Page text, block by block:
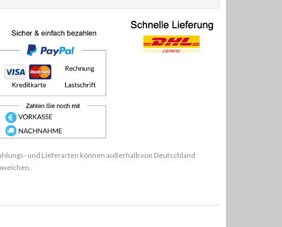
und Lieferarten können außerhalb von Deutschland